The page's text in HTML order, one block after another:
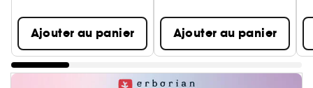
Ajouter au panier Ajouter au panier